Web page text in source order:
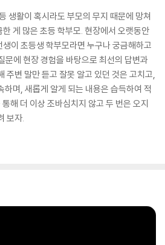
생활이 혹시라도 부모의 무지 때문에 망쳐
게 많은 초등 학부모. 현장에서 오랫동안
이 초등생 학부모라면 누구나 궁금해하고
문에 현장 경험을 바탕으로 최선의 답변과
주변 말만 듣고 잘못 알고 있던 것은 고치고,
하며, 새롭게 알게 되는 내용은 습득하여 적
해 더 이상 조바심치지 않고 두 번은 오지
보자.